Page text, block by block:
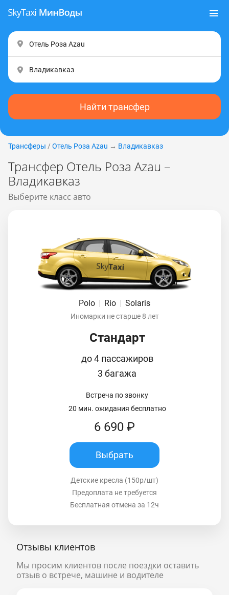
Найти трансфер
Трансферы / Отель Роза Аzаu → Владикавказ
Трансфер Отель Роза Аzаu –
Владикавказ
Выберите класс авто
Polo | Rio | Solaris
Иномарки не старше 8 лет
Стандарт
до 4 пассажиров
3 багажа
Встреча по звонку
20 мин. ожидания бесплатно
6 690 ₽
Выбрать
Детские кресла (150р/шт)
Предоплата не требуется
Бесплатная отмена за 12ч
Отзывы клиентов
Мы просим клиентов после поездки оставить
отзыв о встрече, машине и водителе